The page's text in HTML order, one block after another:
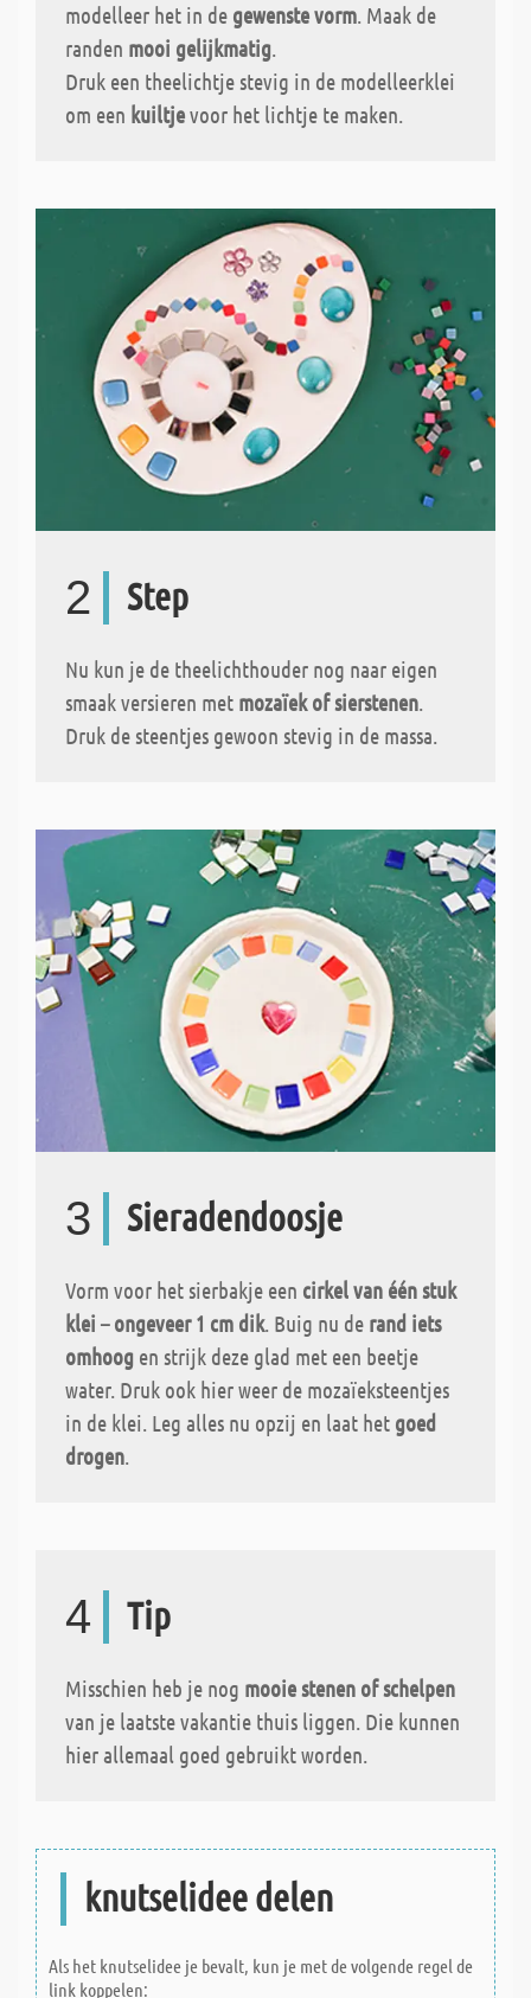
modelleer het in de gewenste vorm. Maak de
randen mooi gelijkmatig.
Druk een theelichtje stevig in de modelleerklei
om een kuiltjevoor het lichtje te maken.
2 Step
Nu kun je de theelichthouder nog naar eigen
smaak versieren met mozaïek of sierstenen.
Druk de steentjes gewoon stevig in de massa.
3 Sieradendoosje
Vorm voor het sierbakje een cirkel van één stuk
klei – ongeveer 1 cm dik. Buig nu de rand iets
omhoog en strijk deze glad met een beetje
water. Druk ook hier weer de mozaïeksteentjes
in de klei. Leg alles nu opzij en laat het goed
drogen
4 Tip
Misschien heb je nog mooie stenen of schelpen
van je laatste vakantie thuis liggen. Die kunnen
hier allemaal goed gebruikt worden.
knutselidee delen
Als het knutselidee je bevalt, kun je met de volgende regel de
link koppelen: